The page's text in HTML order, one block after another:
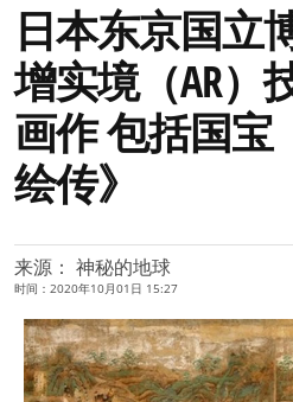
日本东京国立
增实境（AR）
画作 包括国宝
绘传》
来源： 神秘的地球
时间：2020年10月01日 15:27